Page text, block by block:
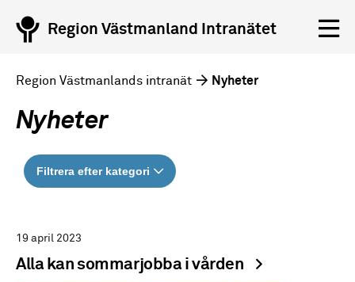
Region Västmanland Intranätet
Region Västmanlands intranät Nyheter
Nyheter
Filtrera efter kategori
19 april 2023
Alla kan sommarjobba i vården